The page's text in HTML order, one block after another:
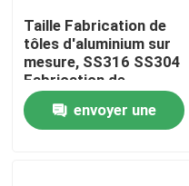
Nouvelles
Cas
Taille Fabrication de
tôles d'aluminium sur
mesure, SS316 SS304
Fabrication de
boîtiers métalliques
envoyer une